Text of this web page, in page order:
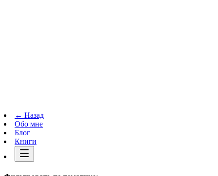
← Назад
Обо мне
Блог
Книги